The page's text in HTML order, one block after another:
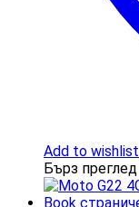
Add to wishlist
Бърз преглед